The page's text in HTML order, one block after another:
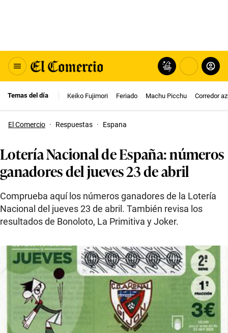
Temas del día Keiko Fujimori Feriado Machu Picchu Corredor
El Comercio · Respuestas · Espana
Lotería Nacional de España: números
ganadores del jueves 23 de abril
Comprueba aquí los números ganadores de la Lotería
Nacional del jueves 23 de abril. También revisa los
resultados de Bonoloto, La Primitiva y Joker.